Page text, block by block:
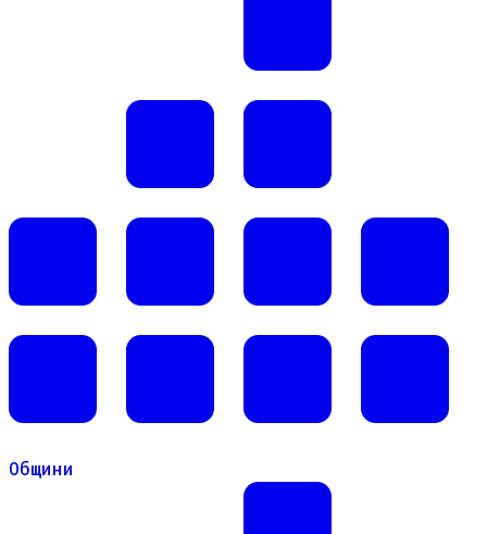
Общини